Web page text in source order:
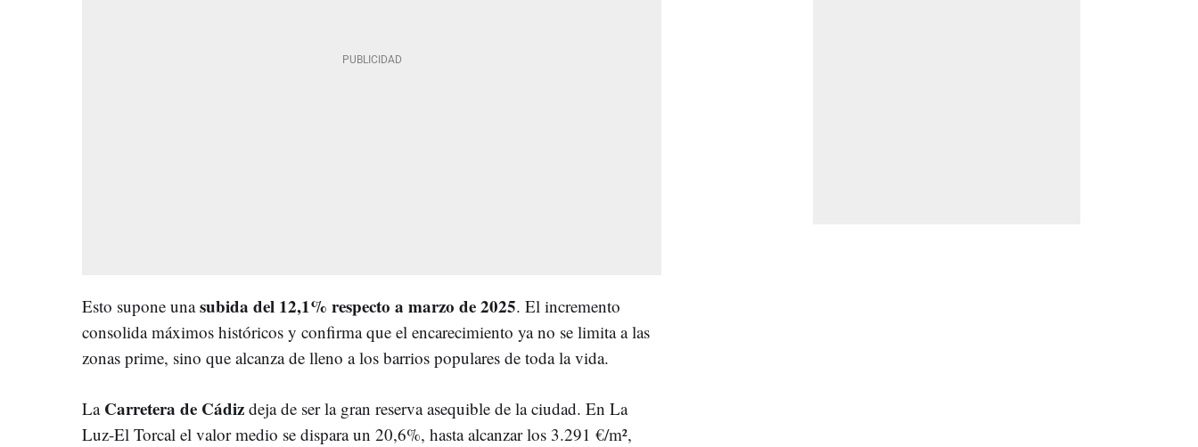
Esto supone unasubida del 12,1% respecto a marzo de 2025. El incremento
consolida máximos históricos y confirma que el encarecimiento ya no se limita a las
zonas prime, sino que alcanza de lleno a los barrios populares de toda la vida.
La Carretera de Cádiz deja de ser la gran reserva asequible de la ciudad. En La
Luz-El Torcal el valor medio se dispara un 20,6%, hasta alcanzar los 3.291 €/m²,